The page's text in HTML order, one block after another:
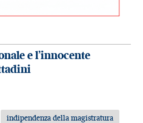
e l’innocente
indipendenza della magistratura